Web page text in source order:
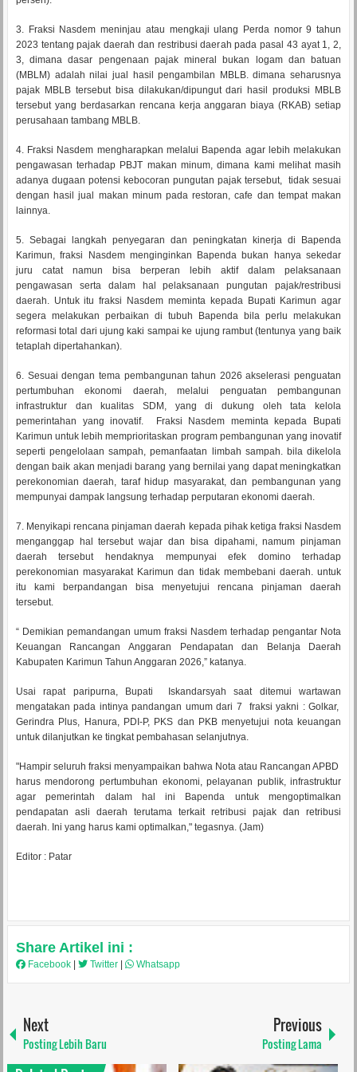
3. Fraksi Nasdem meninjau atau mengkaji ulang Perda nomor 9 tahun
2023 tentang pajak daerah dan restribusi daerah pada pasal 43 ayat 1, 2,
3, dimana dasar pengenaan pajak mineral bukan logam dan batuan
(MBLM) adalah nilai jual hasil pengambilan MBLB. dimana seharusnya
pajak MBLB tersebut bisa dilakukan/dipungut dari hasil produksi MBLB
tersebut yang berdasarkan rencana kerja anggaran biaya (RKAB) setiap
perusahaan tambang MBLB.
4. Fraksi Nasdem mengharapkan melalui Bapenda agar lebih melakukan
pengawasan terhadap PBJT makan minum, dimana kami melihat masih
adanya dugaan potensi kebocoran pungutan pajak tersebut, tidak sesuai
dengan hasil jual makan minum pada restoran, cafe dan tempat makan
lainnya.
5. Sebagai langkah penyegaran dan peningkatan kinerja di Bapenda
Karimun, fraksi Nasdem menginginkan Bapenda bukan hanya sekedar
juru catat namun bisa berperan lebih aktif dalam pelaksanaan
pengawasan serta dalam hal pelaksanaan pungutan pajak/restribusi
daerah. Untuk itu fraksi Nasdem meminta kepada Bupati Karimun agar
segera melakukan perbaikan di tubuh Bapenda bila perlu melakukan
reformasi total dari ujung kaki sampai ke ujung rambut (tentunya yang baik
tetaplah dipertahankan).
6. Sesuai dengan tema pembangunan tahun 2026 akselerasi penguatan
pertumbuhan ekonomi daerah, melalui penguatan pembangunan
infrastruktur dan kualitas SDM, yang di dukung oleh tata kelola
pemerintahan yang inovatif. Fraksi Nasdem meminta kepada Bupati
Karimun untuk lebih memprioritaskan program pembangunan yang inovatif
seperti pengelolaan sampah, pemanfaatan limbah sampah. bila dikelola
dengan baik akan menjadi barang yang bernilai yang dapat meningkatkan
perekonomian daerah, taraf hidup masyarakat, dan pembangunan yang
mempunyai dampak langsung terhadap perputaran ekonomi daerah.
7. Menyikapi rencana pinjaman daerah kepada pihak ketiga fraksi Nasdem
menganggap hal tersebut wajar dan bisa dipahami, namum pinjaman
daerah tersebut hendaknya mempunyai efek dominο terhadap
perekonomian masyarakat Karimun dan tidak membebani daerah. untuk
itu kami berpandangan bisa menyetujui rencana pinjaman daerah
tersebut.
“ Demikian pemandangan umum fraksi Nasdem terhadap pengantar Nota
Keuangan Rancangan Anggaran Pendapatan dan Belanja Daerah
Kabupaten Karimun Tahun Anggaran 2026,” katanya.
Usai rapat paripurna, Bupati Iskandarsyah saat ditemui wartawan
mengatakan pada intinya pandangan umum dari 7 fraksi yakni : Golkar,
Gerindra Plus, Hanura, PDI-P, PKS dan PKB menyetujui nota keuangan
untuk dilanjutkan ke tingkat pembahasan selanjutnya.
"Hampir seluruh fraksi menyampaikan bahwa Nota atau Rancangan APBD
harus mendorong pertumbuhan ekonomi, pelayanan publik, infrastruktur
agar pemerintah dalam hal ini Bapenda untuk mengoptimalkan
pendapatan asli daerah terutama terkait retribusi pajak dan retribusi
daerah. Ini yang harus kami optimalkan," tegasnya. (Jam)
Editor : Patar
Share Artikel ini :
Facebook Twitter Whatsapp
Next
Posting Lebih Baru
Previous
Posting Lama